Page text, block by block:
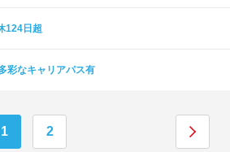
124日超
彩なキャリアパス有
1 2